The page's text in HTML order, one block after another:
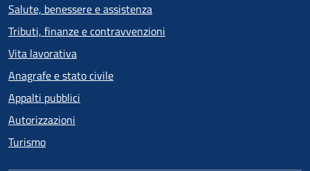
Salute, benessere e assistenza
Tributi, finanze e contravvenzioni
Vita lavorativa
Anagrafe e stato civile
Appalti pubblici
Autorizzazioni
Turismo